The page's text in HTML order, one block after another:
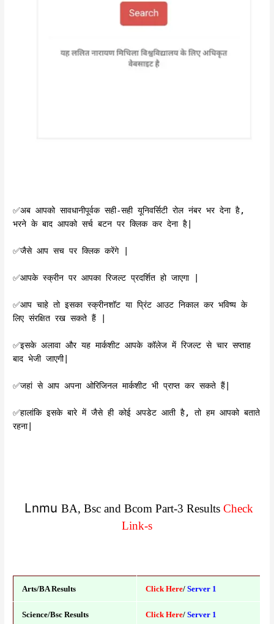
✅️अब आपको सावधानीपूर्वक सही-सही यूनिवर्सिटी रोल नंबर भर देना है,
भरने के बाद आपको सर्च बटन पर क्लिक कर देना है|
✅️जैसे आप सच पर क्लिक करेंगे |
✅️आपके स्क्रीन पर आपका रिजल्ट प्रदर्शित हो जाएगा |
✅️आप चाहे तो इसका स्क्रीनशॉट या प्रिंट आउट निकाल कर भविष्य के
लिए संरक्षित रख सकते हैं |
✅️इसके अलावा और यह मार्कशीट आपके कॉलेज में रिजल्ट से चार सप्ताह
बाद भेजी जाएगी|
✅️जहां से आप अपना ओरिजिनल मार्कशीट भी प्राप्त कर सकते हैं|
✅️हालांकि इसके बारे में जैसे ही कोई अपडेट आती है, तो हम आपको बताते
रहना|
Lnmu BA, Bsc and Bcom Part-3 Results Check
Link-s
Arts/BA Results Click Here/ Server 1
Science/Bsc Results Click Here/ Server 1